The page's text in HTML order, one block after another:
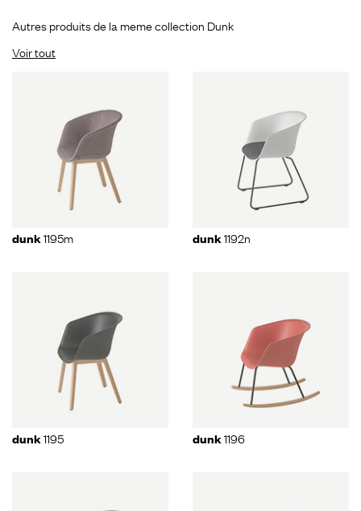
Autres produits de la meme collection Dunk
Voir tout
dunk1195m dunk1192n
dunk1195 dunk1196